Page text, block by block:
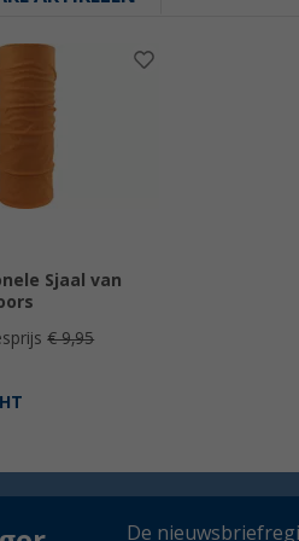
Sjaal van
€ 9,95
De